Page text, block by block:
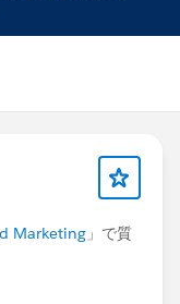
Marketing 」で質